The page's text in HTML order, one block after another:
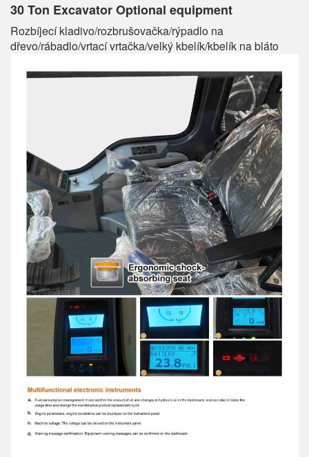
30 Ton Excavator Optional equipment
Rozbíjecí kladivo/rozbrušovačka/rýpadlo na
dřevo/rábadlo/vrtací vrtačka/velký kbelík/kbelík na bláto